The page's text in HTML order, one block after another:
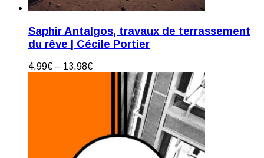
Saphir Antalgos, travaux de terrassement
du rêve | Cécile Portier
4,99€ – 13,98€